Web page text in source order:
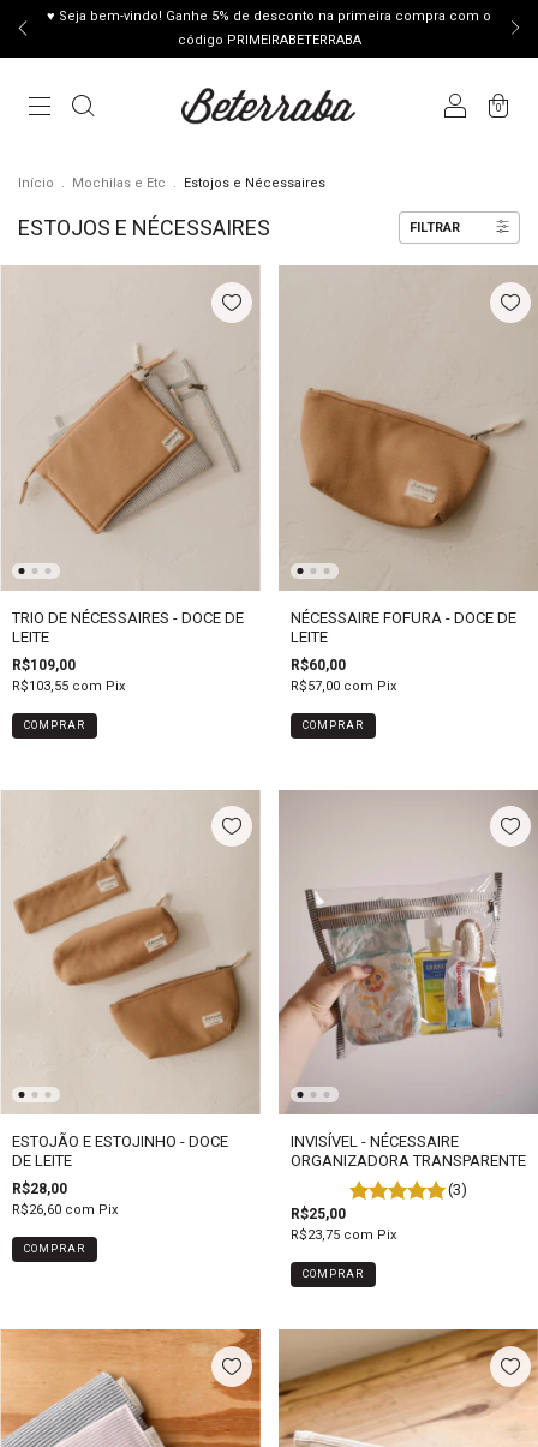
♥ Seja bem-vindo! Ganhe 5% de desconto na primeira compra com o
código PRIMEIRABETERRABA
0
Início . Mochilas e Etc . Estojos e Nécessaires
ESTOJOS E NÉCESSAIRES FILTRAR
TRIO DE NÉCESSAIRES - DOCE DE
LEITE
R$109,00
R$103,55 com Pix
NÉCESSAIRE FOFURA - DOCE DE
LEITE
R$60,00
R$57,00 com Pix
ESTOJÃO E ESTOJINHO - DOCE
DE LEITE
R$28,00
R$26,60 com Pix
COMPRAR
INVISÍVEL - NÉCESSAIRE
ORGANIZADORA TRANSPARENTE
(3)
R$25,00
R$23,75 com Pix
COMPRAR